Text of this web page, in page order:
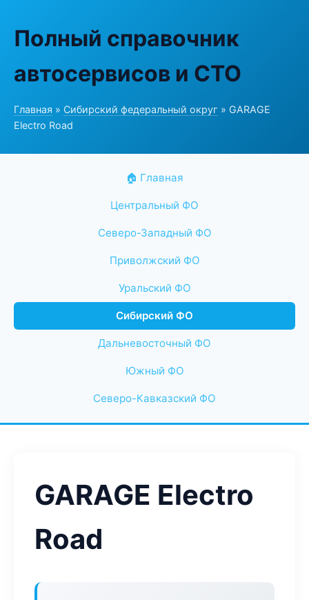
Полный справочник
автосервисов и СТО
Главная » Сибирский федеральный округ » GARAGE
Electro Road
🏠 Главная
Центральный ФО
Северо-Западный ФО
Приволжский ФО
Уральский ФО
Сибирский ФО
Дальневосточный ФО
Южный ФО
Северо-Кавказский ФО
GARAGE Electro
Road